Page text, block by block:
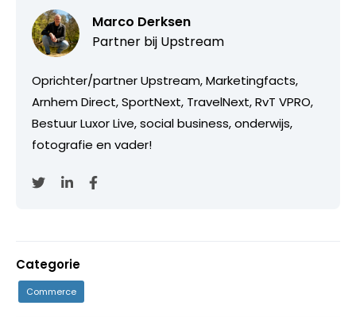
Marco Derksen
Partner bij Upstream
Oprichter/partner Upstream, Marketingfacts,
Arnhem Direct, SportNext, TravelNext, RvT VPRO,
Bestuur Luxor Live, social business, onderwijs,
fotografie en vader!
Categorie
Commerce